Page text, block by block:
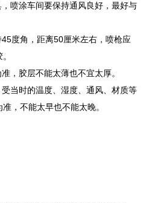
喷涂车间要保持通风良好，最好与
度角，距离50厘米左右，喷枪应
，胶层不能太薄也不宜太厚。
当时的温度、湿度、通风、材质等
，不能太早也不能太晚。